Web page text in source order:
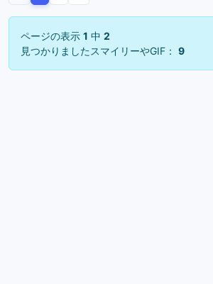
ページの表示 1 中 2
見つかりましたスマイリーやGIF： 9